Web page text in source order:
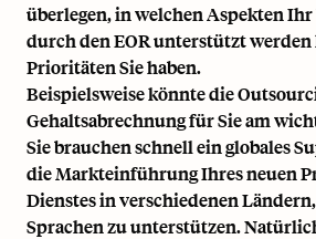
überlegen, in welchen Aspekten
durch den EOR unterstützt
Prioritäten Sie haben.
Beispielsweise könnte die
Gehaltsabrechnung für Sie am
Sie brauchen schnell ein globales
die Markteinführung Ihres neuen
Dienstes in verschiedenen
Sprachen zu unterstützen.